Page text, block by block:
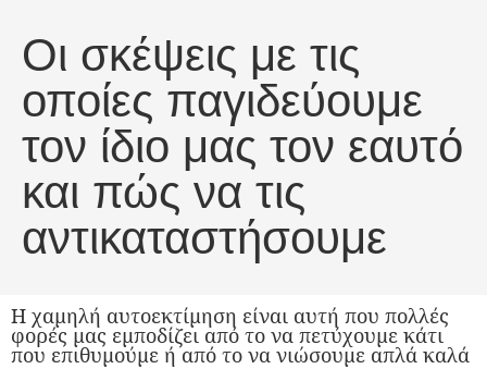
Οι σκέψεις με τις
οποίες παγιδεύουμε
τον ίδιο μας τον εαυτό
και πώς να τις
αντικαταστήσουμε
Η χαμηλή αυτοεκτίμηση είναι αυτή που πολλές
φορές μας εμποδίζει από το να πετύχουμε κάτι
που επιθυμούμε ή από το να νιώσουμε απλά καλά